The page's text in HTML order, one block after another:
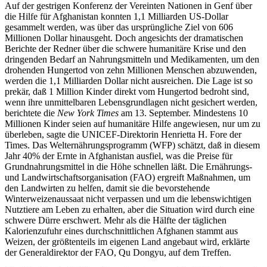
Auf der gestrigen Konferenz der Vereinten Nationen in Genf über
die Hilfe für Afghanistan konnten 1,1 Milliarden US-Dollar
gesammelt werden, was über das ursprüngliche Ziel von 606
Millionen Dollar hinausgeht. Doch angesichts der dramatischen
Berichte der Redner über die schwere humanitäre Krise und den
dringenden Bedarf an Nahrungsmitteln und Medikamenten, um den
drohenden Hungertod von zehn Millionen Menschen abzuwenden,
werden die 1,1 Milliarden Dollar nicht ausreichen. Die Lage ist so
prekär, daß 1 Million Kinder direkt vom Hungertod bedroht sind,
wenn ihre unmittelbaren Lebensgrundlagen nicht gesichert werden,
berichtete die New York Times am 13. September. Mindestens 10
Millionen Kinder seien auf humanitäre Hilfe angewiesen, nur um zu
überleben, sagte die UNICEF-Direktorin Henrietta H. Fore der
Times. Das Welternährungsprogramm (WFP) schätzt, daß in diesem
Jahr 40% der Ernte in Afghanistan ausfiel, was die Preise für
Grundnahrungsmittel in die Höhe schnellen läßt. Die Ernährungs-
und Landwirtschaftsorganisation (FAO) ergreift Maßnahmen, um
den Landwirten zu helfen, damit sie die bevorstehende
Winterweizenaussaat nicht verpassen und um die lebenswichtigen
Nutztiere am Leben zu erhalten, aber die Situation wird durch eine
schwere Dürre erschwert. Mehr als die Hälfte der täglichen
Kalorienzufuhr eines durchschnittlichen Afghanen stammt aus
Weizen, der größtenteils im eigenen Land angebaut wird, erklärte
der Generaldirektor der FAO, Qu Dongyu, auf dem Treffen.